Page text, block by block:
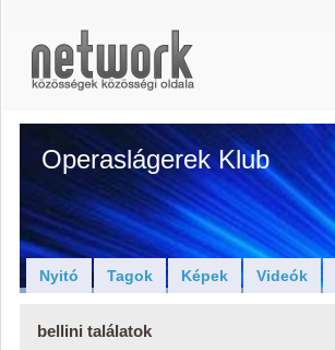
Operaslágerek Klub
Nyitó Tagok Képek Videók
bellini találatok